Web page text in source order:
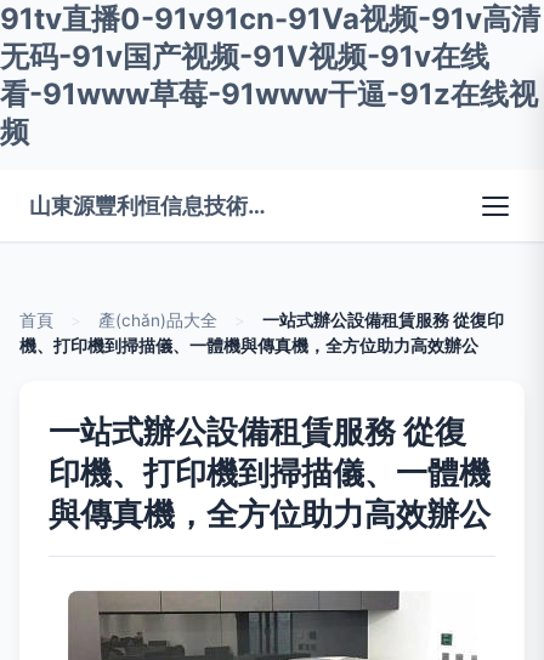
91tv直播0-91v91cn-91Va视频-91v高清
无码-91v国产视频-91V视频-91v在线
看-91www草莓-91www干逼-91z在线视
频
山東源豐利恒信息技術(shù)有限公司
首頁 產(chǎn)品大全
一站式辦公設備租賃服務 從復印
機、打印機到掃描儀、一體機與傳真機，全方位助力高效辦公
一站式辦公設備租賃服務 從復
印機、打印機到掃描儀、一體機
與傳真機，全方位助力高效辦公